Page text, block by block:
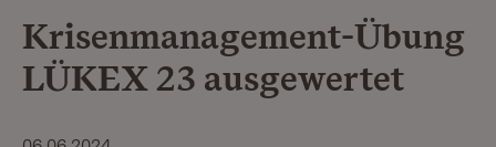
Krisenmanagement-Übung
LÜKEX 23 ausgewertet